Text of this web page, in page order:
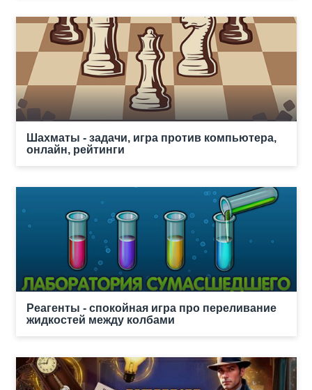
Шахматы - задачи, игра против компьютера,
онлайн, рейтинги
Реагенты - спокойная игра про переливание
жидкостей между колбами